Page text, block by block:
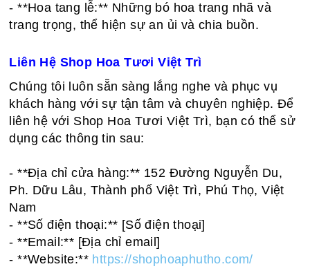
- **Hoa tang lễ:** Những bó hoa trang nhã và
trang trọng, thể hiện sự an ủi và chia buồn.
Liên Hệ Shop Hoa Tươi Việt Trì
Chúng tôi luôn sẵn sàng lắng nghe và phục vụ
khách hàng với sự tận tâm và chuyên nghiệp. Để
liên hệ với Shop Hoa Tươi Việt Trì, bạn có thể sử
dụng các thông tin sau:
- **Địa chỉ cửa hàng:** 152 Đường Nguyễn Du,
Ph. Dữu Lâu, Thành phố Việt Trì, Phú Thọ, Việt
Nam
- **Số điện thoại:** [Số điện thoại]
- **Email:** [Địa chỉ email]
- **Website:** https://shophoaphutho.com/